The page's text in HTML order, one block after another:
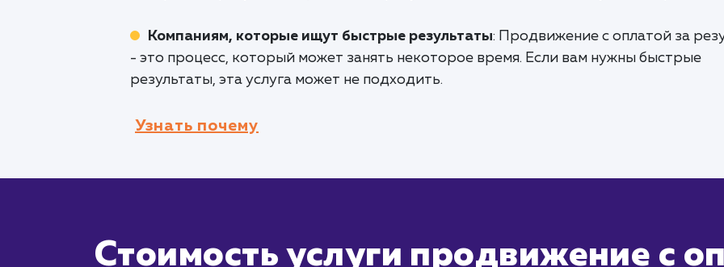
Компаниям, которые ищут быстрые результаты: Продвижение с оплатой за
- это процесс, который может занять некоторое время. Если вам нужны быстрые
результаты, эта услуга может не подходить.
Узнать почему
Стоимость услуги продвижение с